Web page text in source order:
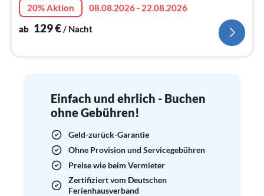
Innenstadt suchen.
20% Aktion
08.08.2026 - 22.08.2026
ab 129€/ Nacht
Einfach und ehrlich - Buchen
ohne Gebühren!
Geld-zurück-Garantie
Ohne Provision und Servicegebühren
Preise wie beim Vermieter
Zertifiziert vom Deutschen
Ferienhausverband